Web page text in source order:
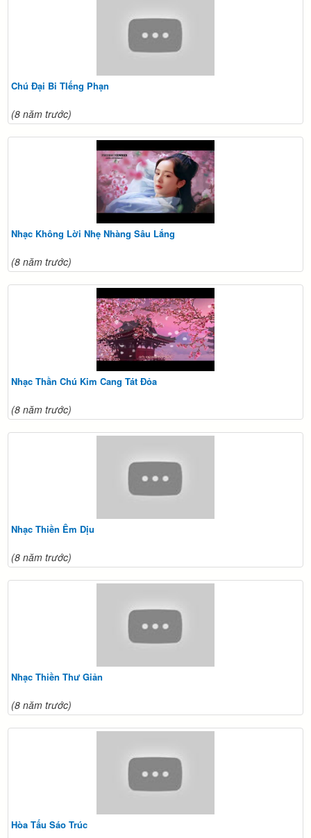
Chú Đại Bi TIếng Phạn
(8 năm trước)
Nhạc Không Lời Nhẹ Nhàng Sâu Lắng
(8 năm trước)
Nhạc Thần Chú Kim Cang Tát Đỏa
(8 năm trước)
Nhạc Thiền Êm Dịu
(8 năm trước)
Nhạc Thiền Thư Giản
(8 năm trước)
Hòa Tấu Sáo Trúc